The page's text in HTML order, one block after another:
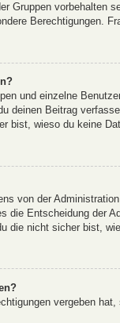
Gruppen vorbehalten
Berechtigungen.
und einzelne
deinen Beitrag
bist, wieso du keine
von der
die Entscheidung der
die nicht sicher bist,
vergeben